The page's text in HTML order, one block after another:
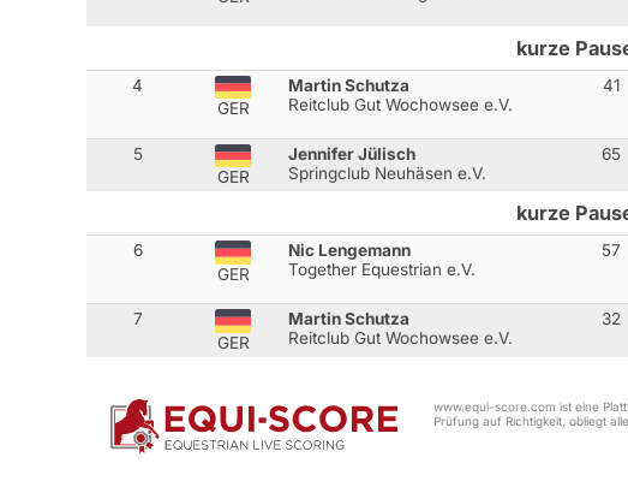
kurze
4
GER
Martin Schutza
Reitclub Gut Wochowsee e.V.
41
5
GER
Jennifer Jülisch
Springclub Neuhäsen e.V.
65
kurze
6
GER
Nic Lengemann
Together Equestrian e.V.
57
7
GER
Martin Schutza
Reitclub Gut Wochowsee e.V.
32
www.equi-score.com ist eine
Prüfung auf Richtigkeit, obliegt